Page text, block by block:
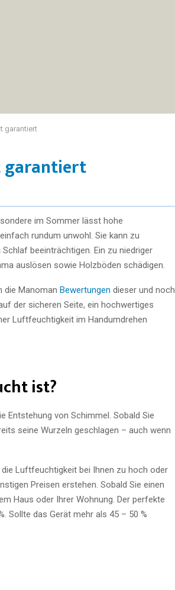
garantiert
garantiert
im Sommer lässt hohe
rundum unwohl. Sie kann zu
beeinträchtigen. Ein zu niedriger
auslösen sowie Holzböden schädigen.
die Manoman Bewertungen dieser und noch
der sicheren Seite, ein hochwertiges
Luftfeuchtigkeit im Handumdrehen
ist?
von Schimmel. Sobald Sie
seine Wurzeln geschlagen – auch wenn
Luftfeuchtigkeit bei Ihnen zu hoch oder
Preisen erstehen. Sobald Sie einen
Haus oder Ihrer Wohnung. Der perfekte
Sollte das Gerät mehr als 45 – 50 %